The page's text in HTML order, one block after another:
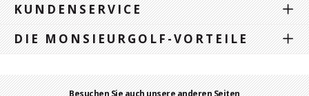
KUNDENSERVICE
DIE MONSIEURGOLF-VORTEILE
Besuchen Sie auch unsere anderen Seiten